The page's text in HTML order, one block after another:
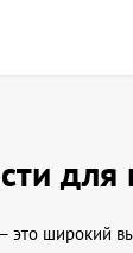
для
это широкий